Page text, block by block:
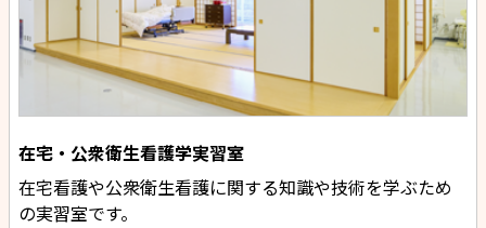
在宅・公衆衛生看護学実習室
在宅看護や公衆衛生看護に関する知識や技術を学ぶため
の実習室です。